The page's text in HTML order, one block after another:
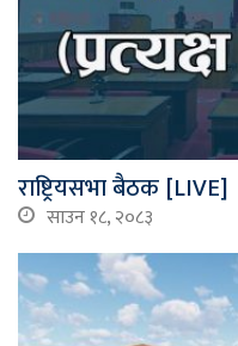
राष्ट्रियसभा बैठक [LIVE]
साउन १८, २०८३